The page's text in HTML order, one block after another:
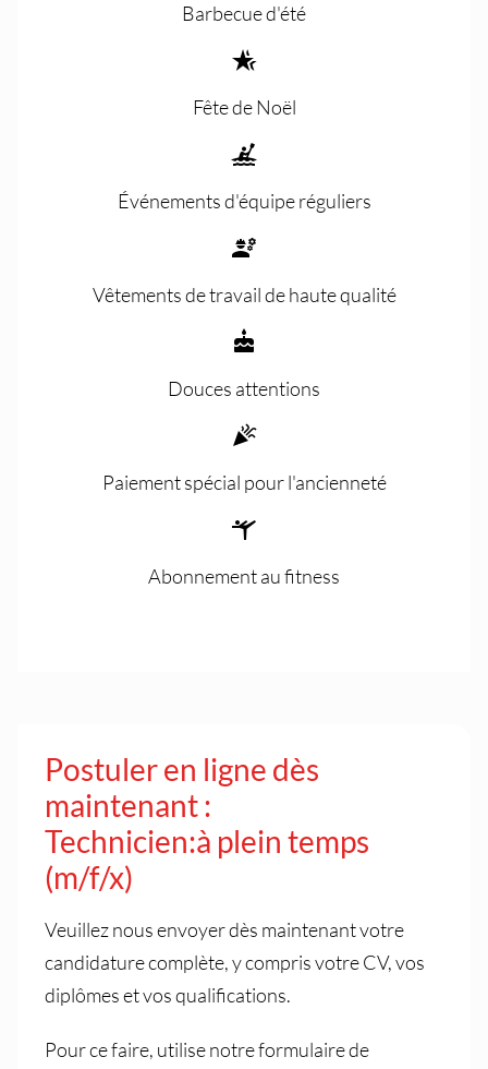
Barbecue d'été
Fête de Noël
Événements d'équipe réguliers
Vêtements de travail de haute qualité
Douces attentions
Paiement spécial pour l'ancienneté
Abonnement au fitness
Postuler en ligne dès
maintenant :
Technicien:à plein temps
(m/f/x)
Veuillez nous envoyer dès maintenant votre
candidature complète, y compris votre CV, vos
diplômes et vos qualifications.
Pour ce faire, utilise notre formulaire de